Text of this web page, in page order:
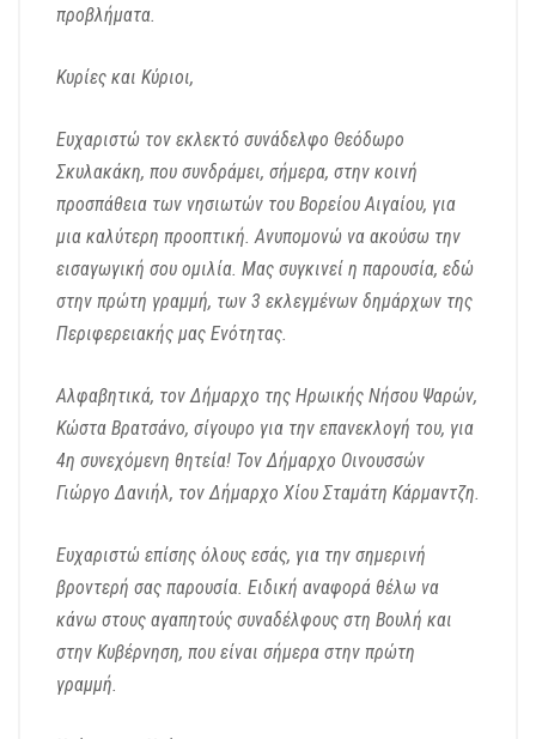
προβλήματα.
Κυρίες και Κύριοι,
Ευχαριστώ τον εκλεκτό συνάδελφο Θεόδωρο
Σκυλακάκη, που συνδράμει, σήμερα, στην κοινή
προσπάθεια των νησιωτών του Βορείου Αιγαίου, για
μια καλύτερη προοπτική.Ανυπομονώ να ακούσω την
εισαγωγική σου ομιλία. Μας συγκινεί η παρουσία, εδώ
στην πρώτη γραμμή, των 3 εκλεγμένων δημάρχων της
Περιφερειακής μας Ενότητας.
Αλφαβητικά, τον Δήμαρχο της Ηρωικής Νήσου Ψαρών,
Κώστα Βρατσάνο, σίγουρο για την επανεκλογή του, για
4η συνεχόμενη θητεία! Τον Δήμαρχο Οινουσσών
Γιώργο Δανιήλ, τον Δήμαρχο Χίου Σταμάτη Κάρμαντζη.
Ευχαριστώ επίσης όλους εσάς, για την σημερινή
βροντερή σας παρουσία. Ειδική αναφορά θέλω να
κάνω στους αγαπητούς συναδέλφους στη Βουλή και
στην Κυβέρνηση, που είναι σήμερα στην πρώτη
γραμμή.